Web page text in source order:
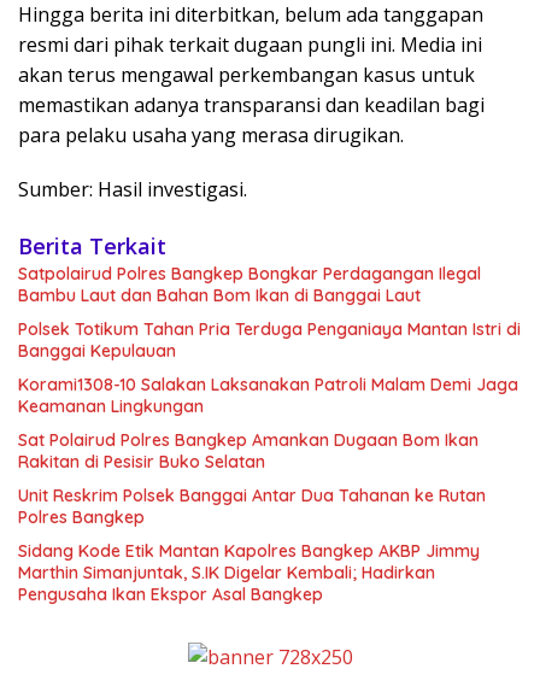
Hingga berita ini diterbitkan, belum ada tanggapan
resmi dari pihak terkait dugaan pungli ini. Media ini
akan terus mengawal perkembangan kasus untuk
memastikan adanya transparansi dan keadilan bagi
para pelaku usaha yang merasa dirugikan.
Sumber: Hasil investigasi.
Berita Terkait
Satpolairud Polres Bangkep Bongkar Perdagangan Ilegal
Bambu Laut dan Bahan Bom Ikan di Banggai Laut
Polsek Totikum Tahan Pria Terduga Penganiaya Mantan Istri di
Banggai Kepulauan
Korami1308-10 Salakan Laksanakan Patroli Malam Demi Jaga
Keamanan Lingkungan
Sat Polairud Polres Bangkep Amankan Dugaan Bom Ikan
Rakitan di Pesisir Buko Selatan
Unit Reskrim Polsek Banggai Antar Dua Tahanan ke Rutan
Polres Bangkep
Sidang Kode Etik Mantan Kapolres Bangkep AKBP Jimmy
Marthin Simanjuntak, S.IK Digelar Kembali; Hadirkan
Pengusaha Ikan Ekspor Asal Bangkep